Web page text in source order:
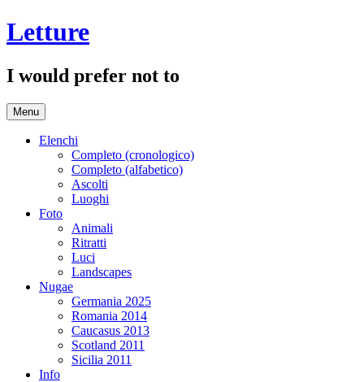
Salta
il
Letture
I would prefer not to
Menu
Elenchi
Completo (cronologico)
Completo (alfabetico)
Ascolti
Luoghi
Foto
Animali
Ritratti
Luci
Landscapes
Nugae
Germania 2025
Romania 2014
Caucasus 2013
Scotland 2011
Sicilia 2011
Info